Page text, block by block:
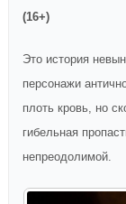
(16+)
Это история
персонажи
плоть кровь, но
гибельная
непреодолимой.